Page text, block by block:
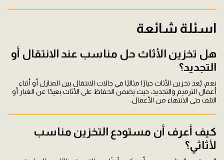
اسئلة شائعة
هل تخزين الأثاث حل مناسب عند الانتقال أو
التجديد؟
نعم، يُعد تخزين الأثاث خيارًا مثاليًا في حالات الانتقال بين المنازل أو أثناء
أعمال الترميم والتجديد، حيث يضمن الحفاظ على الأثاث بعيدًا عن الغبار أو
التلف حتى الانتهاء من الأعمال.
كيف أعرف أن مستودع التخزين مناسب
لأثاثي؟